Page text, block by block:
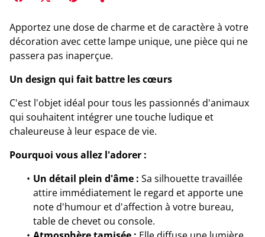
Apportez une dose de charme et de caractère à votre
décoration avec cette lampe unique, une pièce qui ne
passera pas inaperçue.
Un design qui fait battre les cœurs
C'est l'objet idéal pour tous les passionnés d'animaux
qui souhaitent intégrer une touche ludique et
chaleureuse à leur espace de vie.
Pourquoi vous allez l'adorer :
Un détail plein d'âme : Sa silhouette travaillée
attire immédiatement le regard et apporte une
note d'humour et d'affection à votre bureau,
table de chevet ou console.